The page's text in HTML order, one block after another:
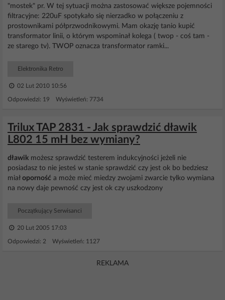
"mostek" pr. W tej sytuacji można zastosować większe pojemności
filtracyjne: 220uF spotykało się nierzadko w połączeniu z
prostownikami półprzwodnikowymi. Mam okazję tanio kupić
transformator linii, o którym wspominał kolega ( twop - coś tam -
ze starego tv). TWOP oznacza transformator ramki...
Elektronika Retro
02 Lut 2010 10:56
Odpowiedzi: 19 Wyświetleń: 7734
Trilux TAP 2831 - Jak sprawdzić dławik
L802 15 mH bez wymiany?
dławik możesz sprawdzić testerem indukcyjności jeżeli nie
posiadasz to nie jesteś w stanie sprawdzić czy jest ok bo bedziesz
miał oporność a może mieć miedzy zwojami zwarcie tylko wymiana
na nowy daje pewność czy jest ok czy uszkodzony
Początkujący Serwisanci
20 Lut 2005 17:03
Odpowiedzi: 2 Wyświetleń: 1127
REKLAMA